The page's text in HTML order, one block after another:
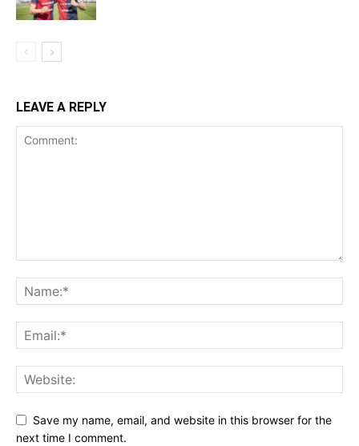
LEAVE A REPLY
Save my name, email, and website in this browser for the
next time I comment.